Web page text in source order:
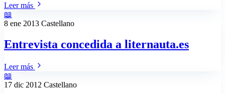
Leer más
📖
8 ene 2013 Castellano
Entrevista concedida a liternauta.es
Leer más
📖
17 dic 2012 Castellano